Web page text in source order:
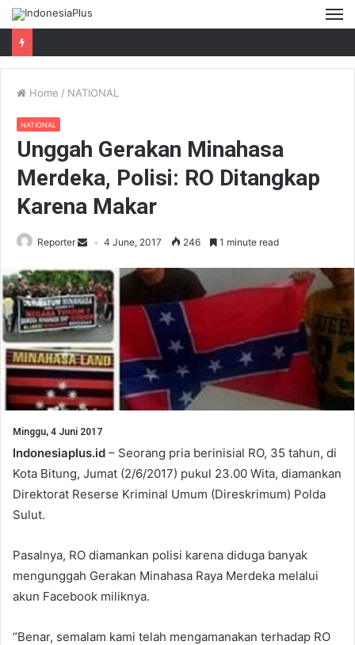
Home / NATIONAL
NATIONAL
Unggah Gerakan Minahasa
Merdeka, Polisi: RO Ditangkap
Karena Makar
Reporter 4 June, 2017 246 1 minute read
Minggu, 4 Juni 2017
Indonesiaplus.id – Seorang pria berinisial RO, 35 tahun, di
Kota Bitung, Jumat (2/6/2017) pukul 23.00 Wita, diamankan
Direktorat Reserse Kriminal Umum (Direskrimum) Polda
Sulut.
Pasalnya, RO diamankan polisi karena diduga banyak
mengunggah Gerakan Minahasa Raya Merdeka melalui
akun Facebook miliknya.
“Benar, semalam kami telah mengamanakan terhadap RO